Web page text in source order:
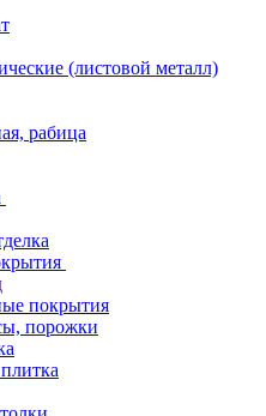
(листовой металл)
рабица
покрытия
порожки